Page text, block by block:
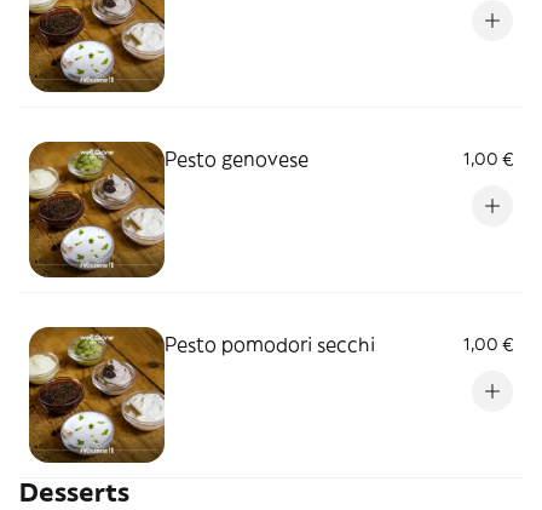
Pesto genovese 1,00 €
Pesto pomodori secchi 1,00 €
Desserts